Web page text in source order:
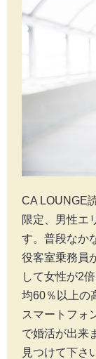
CA LOUNGE
限定、男性エ
す。普段なか
役客室乗務員
して女性が2
均60％以上の
スマートフォ
で婚活が出来
見つけて下さ